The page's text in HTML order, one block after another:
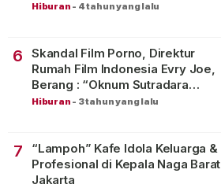
Hiburan - 4 tahun yang lalu
6
Skandal Film Porno, Direktur
Rumah Film Indonesia Evry Joe,
Berang : “Oknum Sutradara
Merusak Perfilman Indonesia”!
Hiburan - 3 tahun yang lalu
7
“Lampoh” Kafe Idola Keluarga &
Profesional di Kepala Naga Barat
Jakarta